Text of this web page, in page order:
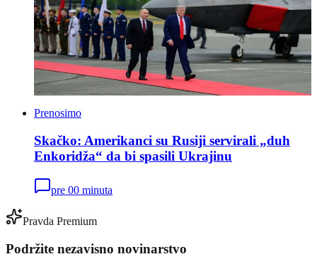
Prenosimo
Skačko: Amerikanci su Rusiji servirali „duh
Enkoridža“ da bi spasili Ukrajinu
pre 00 minuta
Pravda Premium
Podržite nezavisno novinarstvo